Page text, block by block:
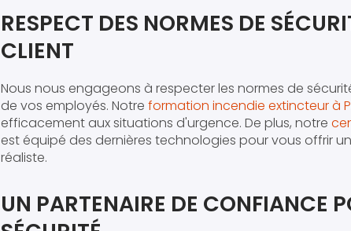
RESPECT DES NORMES DE
CLIENT
Nous nous engageons à respecter les normes de
de vos employés. Notre formation incendie extincteur à
efficacement aux situations d'urgence. De plus, notre
est équipé des dernières technologies pour vous offrir
réaliste.
UN PARTENAIRE DE CONFIANCE